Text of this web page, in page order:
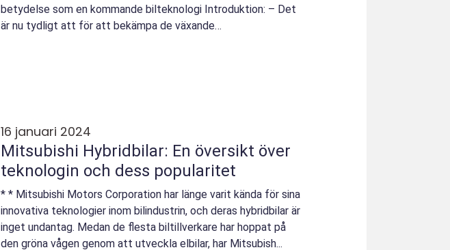
betydelse som en kommande bilteknologi Introduktion: – Det
är nu tydligt att för att bekämpa de växande
16 januari 2024
Mitsubishi Hybridbilar: En översikt över
teknologin och dess popularitet
* * Mitsubishi Motors Corporation har länge varit kända för sina
innovativa teknologier inom bilindustrin, och deras hybridbilar är
inget undantag. Medan de flesta biltillverkare har hoppat på
den gröna vågen genom att utveckla elbilar, har Mitsubish...